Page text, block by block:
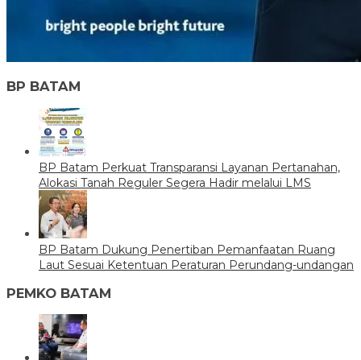
BP BATAM
BP Batam Perkuat Transparansi Layanan Pertanahan,
Alokasi Tanah Reguler Segera Hadir melalui LMS
BP Batam Dukung Penertiban Pemanfaatan Ruang
Laut Sesuai Ketentuan Peraturan Perundang-undangan
PEMKO BATAM